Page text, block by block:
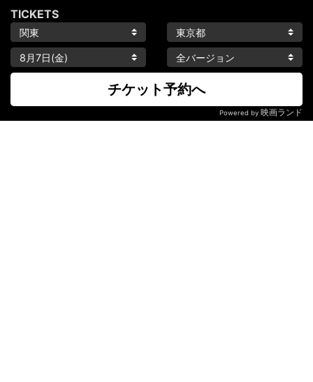
TICKETS
チケット予約へ
Powered by 映画ランド